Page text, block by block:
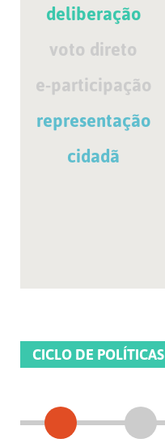
deliberação
voto direto
e-participação
representação
cidadã
CICLO DE POLÍTICAS